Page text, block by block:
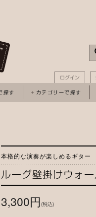
ログイン
探す カテゴリーで探す
本格的な演奏が楽しめるギター
ルーグ壁掛けウォ
3,300円(税込)